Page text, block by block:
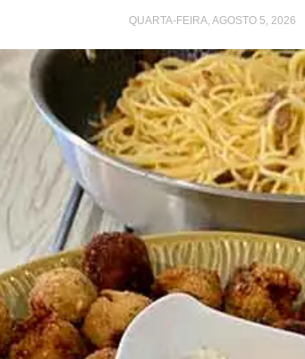
QUARTA-FEIRA, AGOSTO 5, 2026